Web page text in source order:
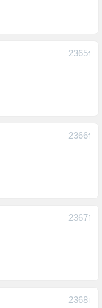
2365F
2366F
2367F
2368F